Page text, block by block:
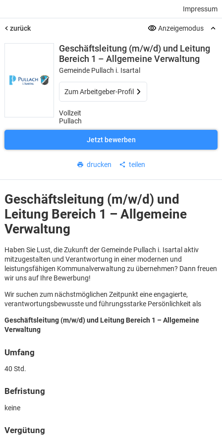
Impressum
zurück Anzeigemodus
Geschäftsleitung (m/w/d) und Leitung
Bereich 1 – Allgemeine Verwaltung
Gemeinde Pullach i. Isartal
Zum Arbeitgeber-Profil
Vollzeit
Pullach
Jetzt bewerben
drucken teilen
Geschäftsleitung (m/w/d) und
Leitung Bereich 1 – Allgemeine
Verwaltung
Haben Sie Lust, die Zukunft der Gemeinde Pullach i. Isartal aktiv
mitzugestalten und Verantwortung in einer modernen und
leistungsfähigen Kommunalverwaltung zu übernehmen? Dann freuen
wir uns auf Ihre Bewerbung!
Wir suchen zum nächstmöglichen Zeitpunkt eine engagierte,
verantwortungsbewusste und führungsstarke Persönlichkeit als
Geschäftsleitung (m/w/d)und Leitung Bereich 1 – Allgemeine
Verwaltung
Umfang
40 Std.
Befristung
keine
Vergütung